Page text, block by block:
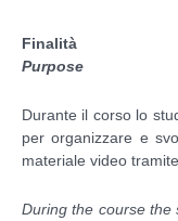
Finalità
Purpose
Durante il corso lo
per organizzare e
materiale video
During the course the